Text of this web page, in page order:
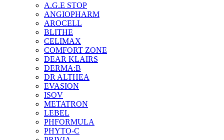
A.G.E STOP
ANGIOPHARM
AROCELL
BLITHE
CELIMAX
COMFORT ZONE
DEAR KLAIRS
DERMA:B
DR ALTHEA
EVASION
ISOV
METATRON
LEBEL
PHFORMULA
PHYTO-C